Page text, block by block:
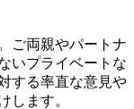
ご両親やパートナ
いプライベートな
する率直な意見や
します。